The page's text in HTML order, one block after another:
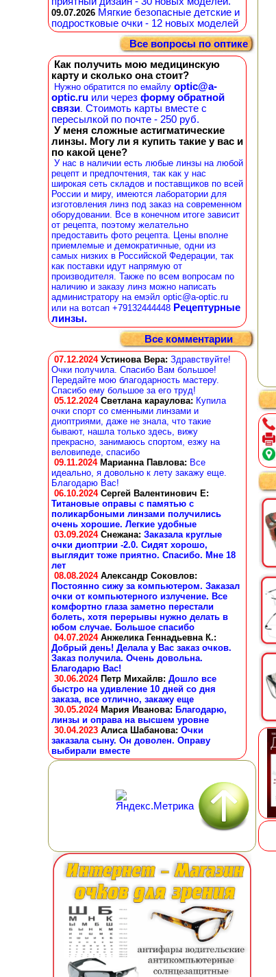
09.07.2026 Мягкие безопасные детские и
подростковые очки - 12 новых моделей
Все вопросы по оптике
Как получить мою медицинскую
карту и сколько она стоит?
Нужно обратится по емайлу optic@a-
optic.ru или через форму обратной
связи. Стоимоть карты вместе с
пересылкой по почте - 250 руб.
У меня сложные астигматические
линзы. Могу ли я купить такие у вас и
по какой цене?
У нас в наличии есть любые линзы на любой
рецепт и предпочтения, так как у нас
широкая сеть складов и поставщиков по всей
России и миру, имеются лаборатории для
изготовления линз под заказ на современном
оборудовании. Все в конечном итоге зависит
от рецепта, поэтому желательно
предоставить фото рецепта. Цены вполне
приемлемые и демократичные, одни из
самых низких в Российской Федерации, так
как поставки идут напрямую от
производителя. Также по всем вопросам по
наличию и заказу линз можно написать
администратору на емэйл optic@a-optic.ru
или на вотсап +79132444448 Рецептурные
линзы.
Все комментарии
07.12.2024 Устинова Вера: Здравствуйте!
Очки получила. Спасибо Вам большое!
Передайте мою благодарность мастеру.
Спасибо ему большое за его труд!
05.12.2024 Светлана караулова: Купила
очки спорт со сменными линзами и
диоптриями, даже не знала, что такие
бывают, нашла только здесь, вижу
прекрасно, занимаюсь спортом, езжу на
веловипеде, спасибо
09.11.2024 Марианна Павлова: Все
идеально, я довольно к лету закажу еще.
Благодарю Вас!
06.10.2024 Сергей Валентинович Е:
Титановые оправы с памятью с
поликарбоными линзами получились
очень хорошие. Легкие удобные
03.09.2024 Снежана: Заказала круглые
очки диоптрии -2.0. Сидят хорошо,
выглядит тоже приятно. Спасибо. Мне 18
лет
08.08.2024 Александр Соковлов:
Постоянно сижу за компьютером. Заказал
очки от компьютерного излучение. Все
комфортно глаза заметно перестали
болеть, хотя перерывы нужно делать в
юбом случае. Большое спасибо
04.07.2024 Анжелика Геннадьевна К.:
Добрый день! Делала у Вас заказ очков.
Заказ получила. Очень довольна.
Благодарю Вас!
30.06.2024 Петр Михайлв: Дошло все
быстро на удивление 10 дней со дня
заказа, все отлично, закажу еще
30.05.2024 Мария Иванова: Благодарю,
линзы и оправа на высшем уровне
30.04.2023 Алиса Шабанова: Очки
заказала сыну. Он доволен. Оправу
выбирали вместе